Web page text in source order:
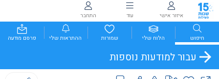
איזור אישי עוד התחבר
חיפוש הלוח שלי שמורות ההתראות שלי פרסם מודעה
עבור למודעות נוספות